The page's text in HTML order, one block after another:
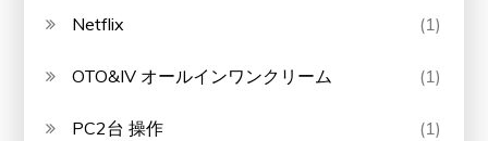
Netflix (1)
OTO&IV オールインワンクリーム (1)
PC2台 操作 (1)